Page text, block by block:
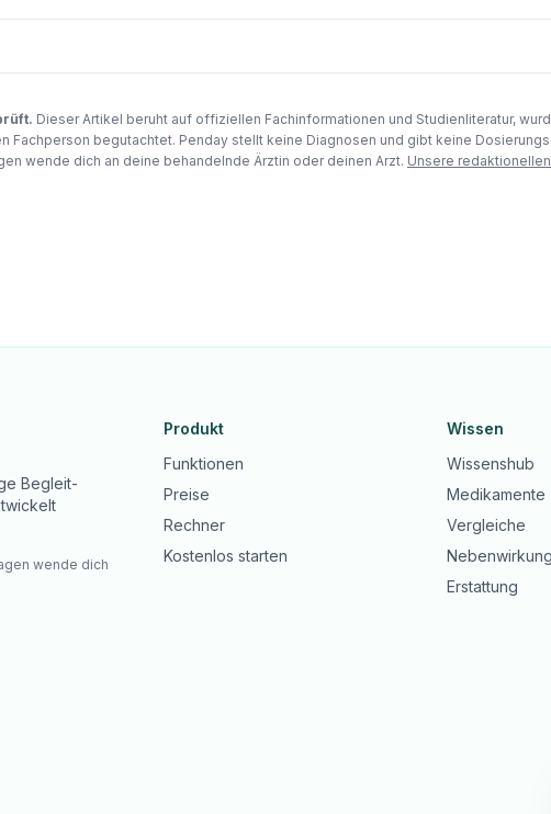
Dieser Artikel beruht auf offiziellen Fachinformationen und Studienliteratur,
Fachperson begutachtet. Penday stellt keine Diagnosen und gibt keine
wende dich an deine behandelnde Ärztin oder deinen Arzt. Unsere
Begleit-
wende dich
Produkt
Funktionen
Preise
Rechner
Kostenlos starten
Wissen
Wissenshub
Medikamente
Vergleiche
Erstattung